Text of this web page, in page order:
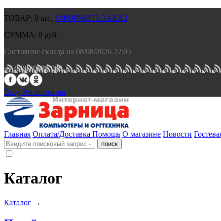
ТОВАР: 0 шт., ОФОРМИТЬ ЗАКАЗ
СУММА: 0 руб.
Состояние склада на 08/08/2026 22:05
+7 (900) 0688 008.
Вход.Регистрация
Главная Оплата/Доставка Помощь О магазине Новости
Каталог
Каталог →